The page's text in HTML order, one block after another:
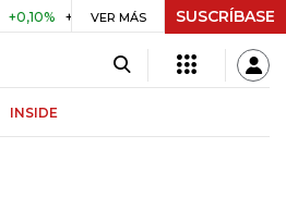
+0,98% UVR $ 416,96 +$ 0,05
VER MÁS SUSCRÍBASE
INSIDE